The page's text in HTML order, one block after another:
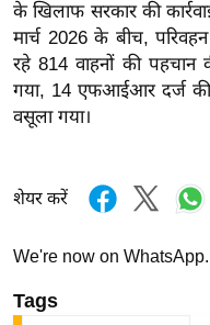
ज
न
ज
ग
त
ली
ड
ली
के खिलाफ सरकार की
मार्च 2026 के बीच,
रहे 814 वाहनों की पहचान
गया, 14 एफआईआर दर्ज
वसूला गया।
शेयर करें
We're now on WhatsApp.
Tags